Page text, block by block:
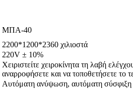
ΜΠΑ-40
2200*1200*2360 χιλιοστά
220V ± 10%
Χειριστείτε χειροκίνητα τη λαβή
αναρροφήσετε και να τοποθετήσετε το
Αυτόματη ανύψωση, αυτόματη